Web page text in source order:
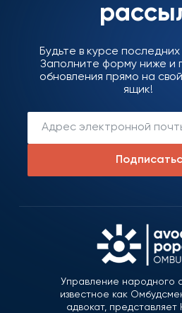
Будьте в курсе
Заполните форму ниже и
обновления прямо на
ящик!
Управление народного
известное как
адвокат,